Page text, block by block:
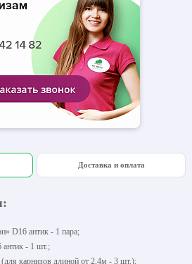
Доставка и оплата
D16 антик - 1 пара;
антик - 1 шт.;
карнизов длиной от 2,4м - 3 шт.);